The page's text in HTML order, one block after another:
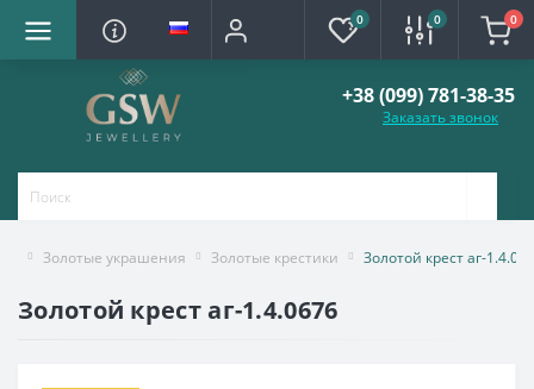
0 0 0
+38 (099) 781-38-35
Заказать звонок
Золотые украшения Золотые крестики Золотой крест аг-
Золотой крест аг-1.4.0676